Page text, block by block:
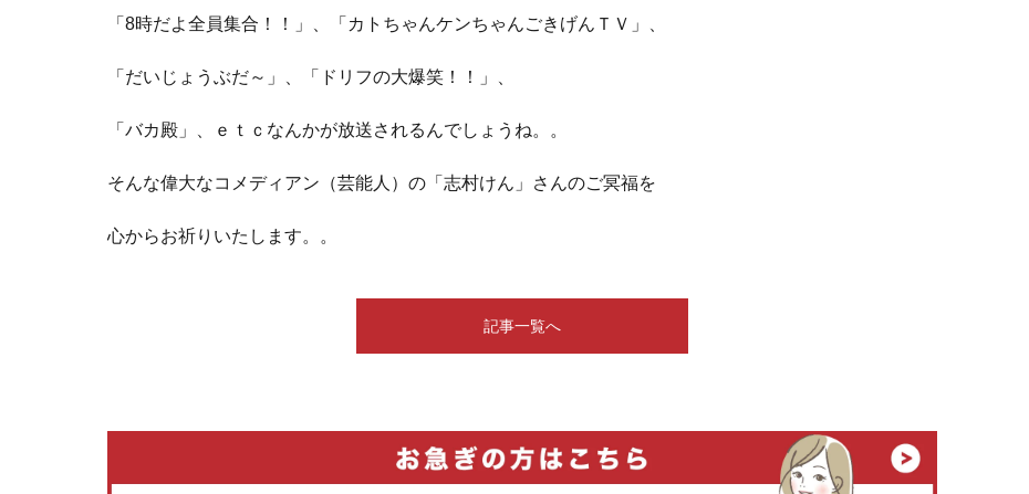
「8時だよ全員集合！！」、「カトちゃんケンちゃんごきげんＴＶ」、
「だいじょうぶだ～」、「ドリフの大爆笑！！」、
「バカ殿」、ｅｔｃなんかが放送されるんでしょうね。。
そんな偉大なコメディアン（芸能人）の「志村けん」さんのご冥福を
心からお祈りいたします。。
記事一覧へ